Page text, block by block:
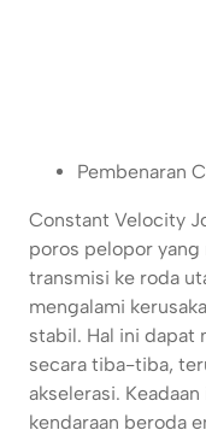
Pembenaran
Constant Velocity
poros pelopor
transmisi ke roda
mengalami
stabil. Hal ini dapat
secara tiba-tiba,
akselerasi.
kendaraan beroda